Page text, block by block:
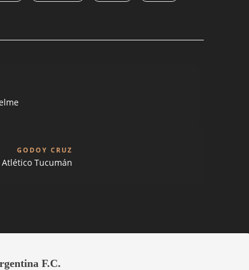
GODOY CRUZ
Tucumán
F.C.